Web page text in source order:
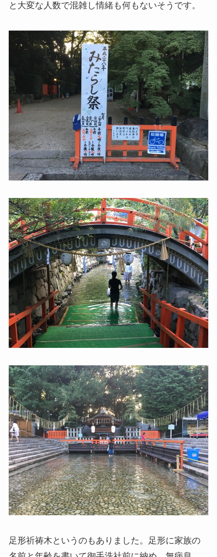
と大変な人数で混雑し情緒も何もないそうです。
足形祈祷木というのもありました。足形に家族の